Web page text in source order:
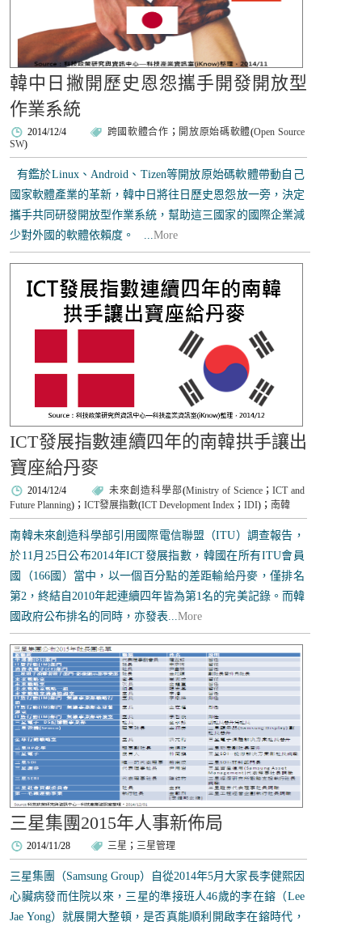
韓中日撇開歷史恩怨攜手開發開放型
作業系統
2014/12/4 跨國軟體合作 ； 開放原始碼軟體(Open Source
SW)
有鑑於Linux、Android、Tizen等開放原始碼軟體帶動自己
國家軟體產業的革新，韓中日將往日歷史恩怨放一旁，決定
攜手共同研發開放型作業系統，幫助這三國家的國際企業減
少對外國的軟體依賴度。 ...More
ICT發展指數連續四年的南韓拱手讓出
寶座給丹麥
2014/12/4 未來創造科學部(Ministry of Science； ICT and
Future Planning)；ICT發展指數(ICT Development Index ；IDI)； 南韓
南韓未來創造科學部引用國際電信聯盟（ITU）調查報告，
於11月25日公布2014年ICT發展指數，韓國在所有ITU會員
國（166國）當中，以一個百分點的差距輸給丹麥，僅排名
第2，終結自2010年起連續四年皆為第1名的完美記錄。而韓
國政府公布排名的同時，亦發表...More
三星集團2015年人事新佈局
2014/11/28 三星 ；三星管理
三星集團（Samsung Group）自從2014年5月大家長李健熙因
心臟病發而住院以來，三星的準接班人46歲的李在鎔（Lee
Jae Yong）就展開大整頓，是否真能順利開啟李在鎔時代，